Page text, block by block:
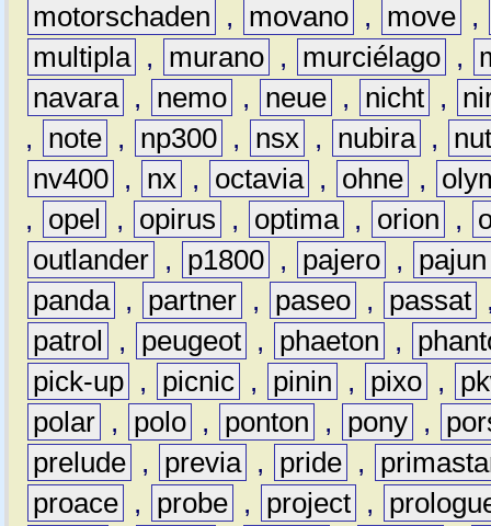
motorschaden
, movano , move ,
multipla , murano , murciélago ,
navara , nemo , neue , nicht ,
,
note , np300 , nsx , nubira ,
nv400 , nx , octavia , ohne ,
,
opel , opirus , optima , orion ,
outlander , p1800 , pajero ,
pajun
panda , partner , paseo , passat
patrol
, peugeot , phaeton ,
pick-up , picnic , pinin , pixo ,
polar , polo , ponton , pony ,
prelude , previa , pride ,
proace , probe , project ,